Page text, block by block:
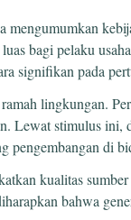
bagi pelaku
signifikan pada
lingkungan.
Lewat stimulus ini,
pengembangan di
kualitas
bahwa